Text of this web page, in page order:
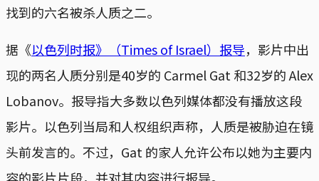
找到的六名被杀人质之二。
据《以色列时报》（Times of Israel）报导，影片中出
现的两名人质分别是40岁的 Carmel Gat 和32岁的 Alex
Lobanov。报导指大多数以色列媒体都没有播放这段
影片。以色列当局和人权组织声称，人质是被胁迫在镜
头前发言的。不过，Gat 的家人允许公布以她为主要内
容的影片片段，并对其内容进行报导。